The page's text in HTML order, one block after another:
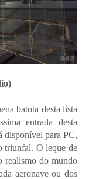
batota desta lista
entrada desta
disponível para PC,
triunfal. O leque de
realismo do mundo
aeronave ou dos